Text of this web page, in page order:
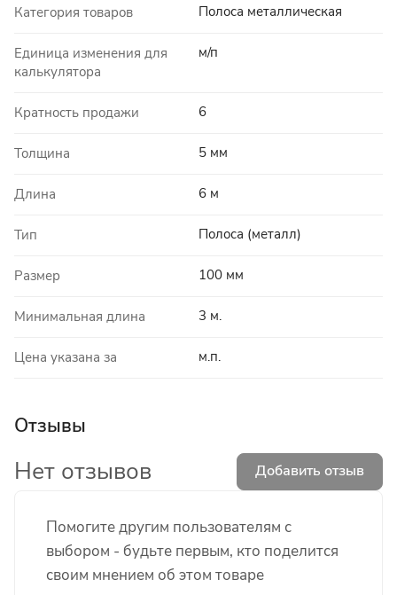
Категория товаров Полоса металлическая
Единица изменения для
калькулятора
м/п
Кратность продажи 6
Толщина 5 мм
Длина 6 м
Тип Полоса (металл)
Размер 100 мм
Минимальная длина 3 м.
Цена указана за м.п.
Отзывы
Помогите другим пользователям с
выбором - будьте первым, кто поделится
своим мнением об этом товаре
Нет отзывов Добавить отзыв